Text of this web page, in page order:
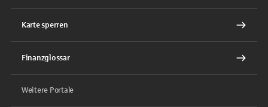
Karte sperren
Finanzglossar
Weitere Portale